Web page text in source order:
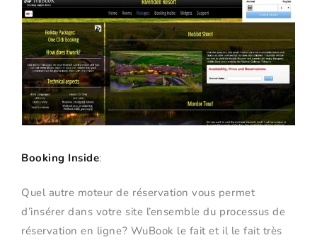
Booking Inside:
Quel autre moteur de réservation vous permet
d’insérer dans votre site l’ensemble du processus de
réservation en ligne? WuBook le fait et il le fait très